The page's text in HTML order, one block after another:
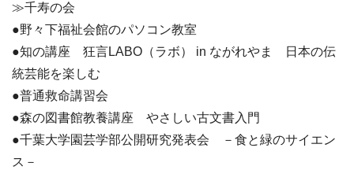
≫千寿の会
●野々下福祉会館のパソコン教室
●知の講座 狂言LABO（ラボ） in ながれやま 日本の伝
統芸能を楽しむ
●普通救命講習会
●森の図書館教養講座 やさしい古文書入門
●千葉大学園芸学部公開研究発表会 －食と緑のサイエン
ス－